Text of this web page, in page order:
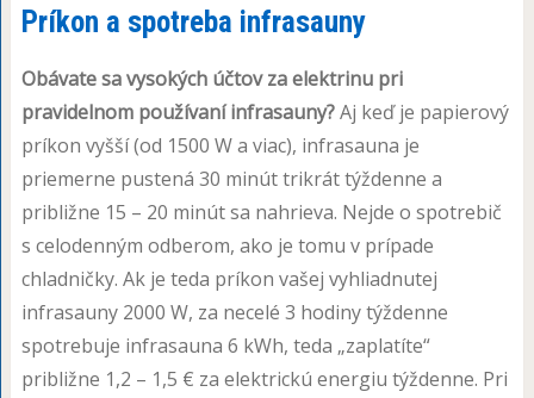
Príkon a spotreba infrasauny
Obávate sa vysokých účtov za elektrinu pri
pravidelnom používaní infrasauny?Aj keď je papierový
príkon vyšší (od 1500 W a viac), infrasauna je
priemerne pustená 30 minút trikrát týždenne a
približne 15 – 20 minút sa nahrieva. Nejde o spotrebič
s celodenným odberom, ako je tomu v prípade
chladničky. Ak je teda príkon vašej vyhliadnutej
infrasauny 2000 W, za necelé 3 hodiny týždenne
spotrebuje infrasauna 6 kWh, teda „zaplatíte“
približne 1,2 – 1,5 € za elektrickú energiu týždenne. Pri